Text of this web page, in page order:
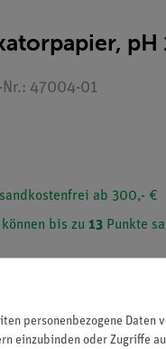
pH
47004-01
ab 300,- €
können bis zu 13 Punkte
personenbezogene Daten
einzubinden oder Zugriffe